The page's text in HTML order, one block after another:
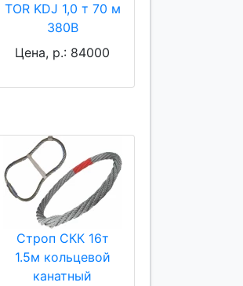
TOR KDJ 1,0 т 70 м
380В
Цена, р.: 84000
Строп СКК 16т
1.5м кольцевой
канатный